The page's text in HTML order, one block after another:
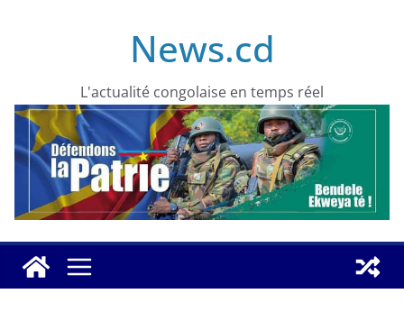
News.cd
L'actualité congolaise en temps réel